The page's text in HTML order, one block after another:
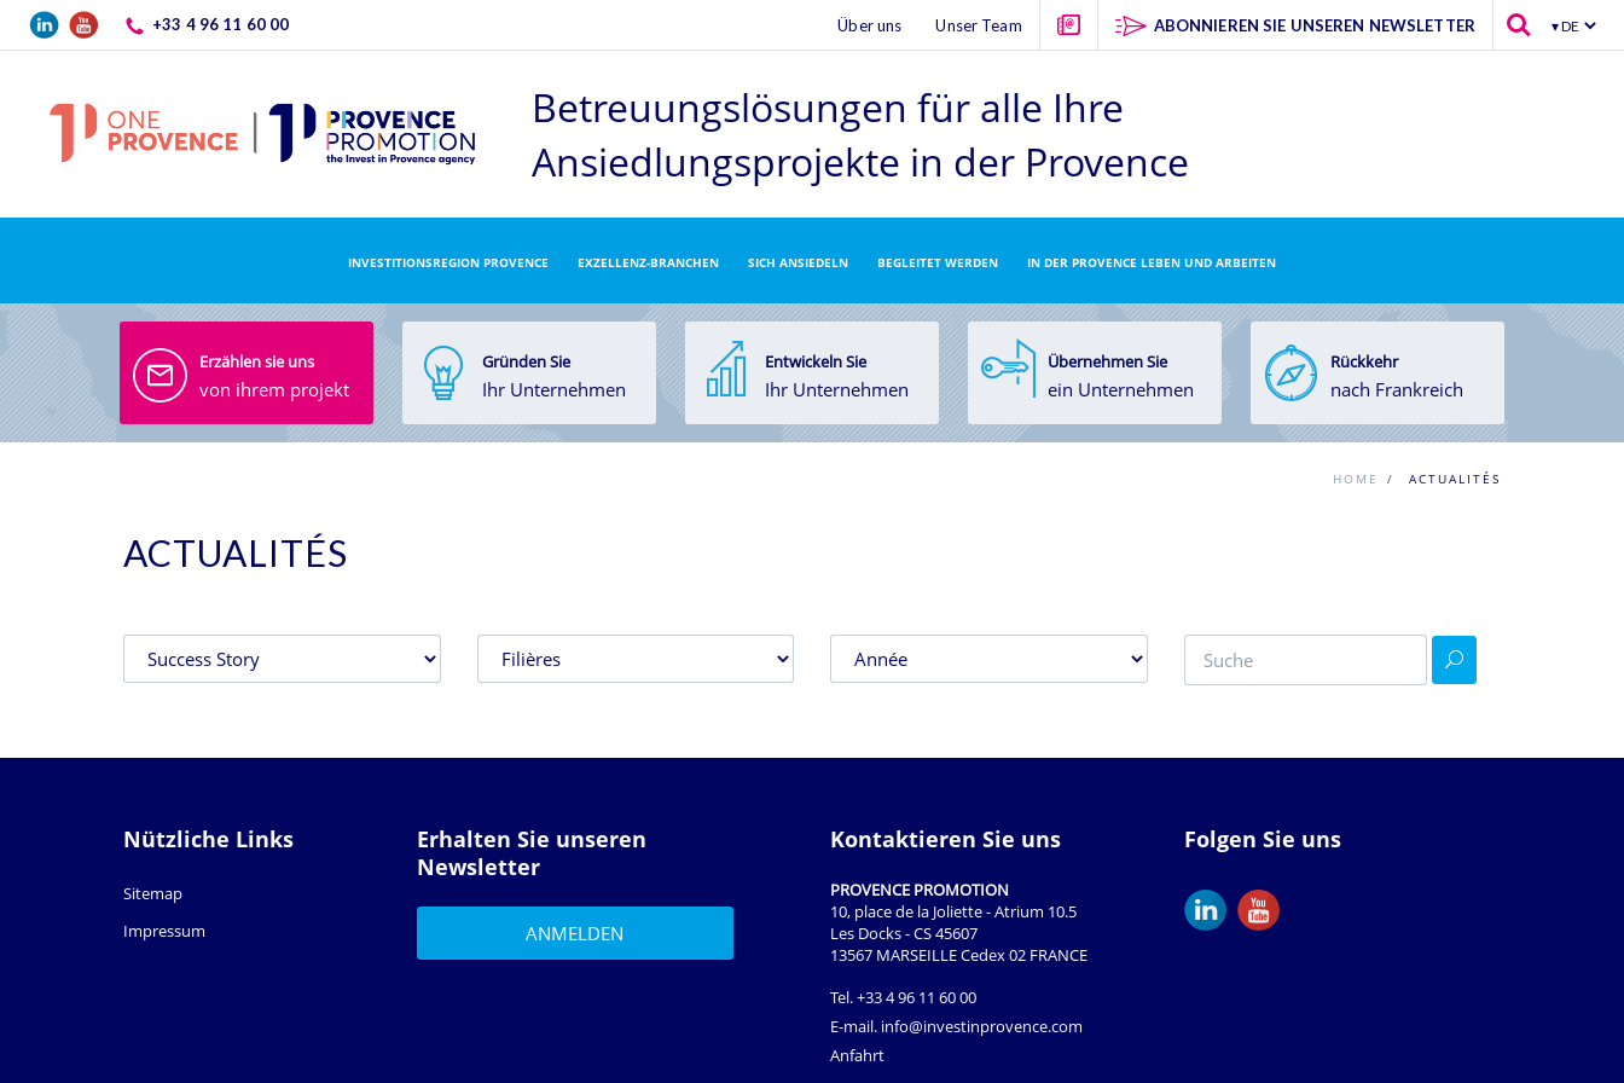
Direkt zum Inhalt +33 4 96 11 60 00 ABONNIEREN SIE UNSEREN NEWSLETTER
Unser Team
Über uns
Betreuungslösungen für alle Ihre
Ansiedlungsprojekte in der Provence
INVESTITIONSREGION PROVENCE EXZELLENZ-BRANCHEN SICH ANSIEDELN BEGLEITET WERDEN IN DER PROVENCE LEBEN UND ARBEITEN
Erzählen sie uns
von ihrem projekt
Gründen Sie
Ihr Unternehmen
Entwickeln Sie
Ihr Unternehmen
Übernehmen Sie
ein Unternehmen
Rückkehr
nach Frankreich
HOME / ACTUALITÉS
ACTUALITÉS
Nützliche Links
Sitemap
Impressum
Erhalten Sie unseren
Newsletter
Kontaktieren Sie uns
PROVENCE PROMOTION
10, place de la Joliette - Atrium 10.5
Les Docks - CS 45607
13567 MARSEILLE Cedex 02 FRANCE
Tel.+33 4 96 11 60 00
E-mail. info@investinprovence.com
Anfahrt
Folgen Sie uns